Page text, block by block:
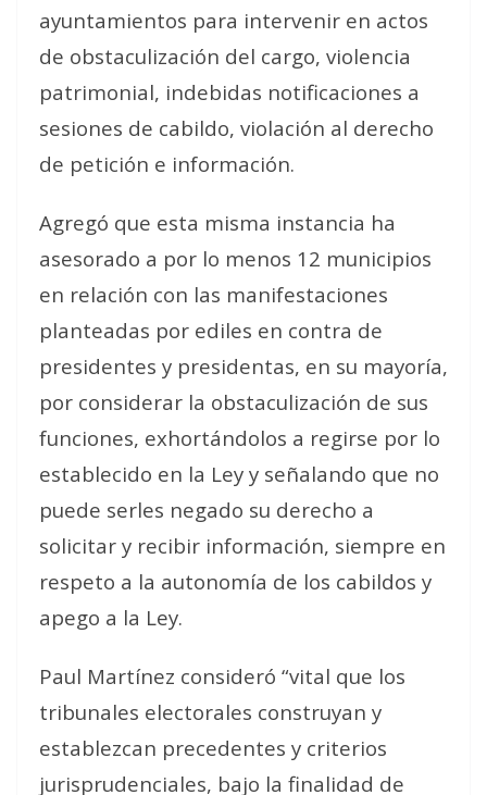
ayuntamientos para intervenir en actos
de obstaculización del cargo, violencia
patrimonial, indebidas notificaciones a
sesiones de cabildo, violación al derecho
de petición e información.
Agregó que esta misma instancia ha
asesorado a por lo menos 12 municipios
en relación con las manifestaciones
planteadas por ediles en contra de
presidentes y presidentas, en su mayoría,
por considerar la obstaculización de sus
funciones, exhortándolos a regirse por lo
establecido en la Ley y señalando que no
puede serles negado su derecho a
solicitar y recibir información, siempre en
respeto a la autonomía de los cabildos y
apego a la Ley.
Paul Martínez consideró “vital que los
tribunales electorales construyan y
establezcan precedentes y criterios
jurisprudenciales, bajo la finalidad de